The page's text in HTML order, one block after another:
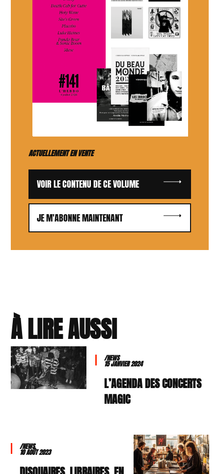
ACTUELLEMENT EN VENTE
VOIR LE CONTENU DE CE VOLUME
JE M'ABONNE MAINTENANT
À LIRE AUSSI
/NEWS
15 JANVIER 2024
L’AGENDA DES CONCERTS
MAGIC
/NEWS
10 AOÛT 2023